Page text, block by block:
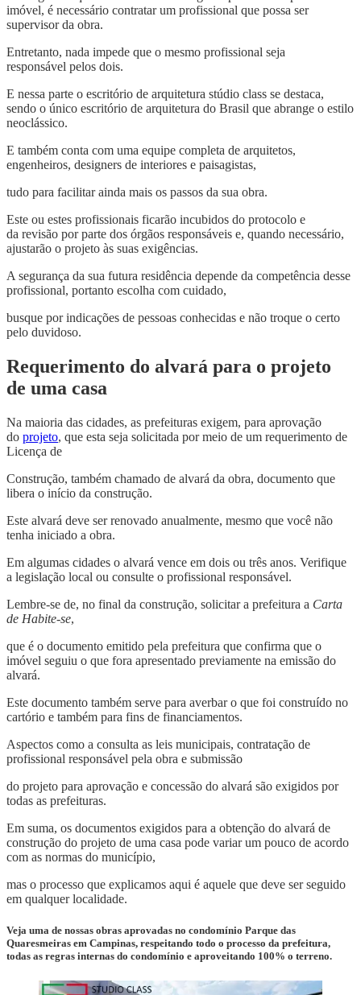
imóvel, é necessário contratar um profissional que possa ser
supervisor da obra.
Entretanto, nada impede que o mesmo profissional seja
responsável pelos dois.
E nessa parte o escritório de arquitetura stúdio class se destaca,
sendo o único escritório de arquitetura do Brasil que abrange o estilo
neoclássico.
E também conta com uma equipe completa de arquitetos,
engenheiros, designers de interiores e paisagistas,
tudo para facilitar ainda mais os passos da sua obra.
Este ou estes profissionais ficarão incubidos do protocolo e
da revisão por parte dos órgãos responsáveis e, quando necessário,
ajustarão o projeto às suas exigências.
A segurança da sua futura residência depende da competência desse
profissional, portanto escolha com cuidado,
busque por indicações de pessoas conhecidas e não troque o certo
pelo duvidoso.
Requerimento do alvará para o projeto
de uma casa
Na maioria das cidades, as prefeituras exigem, para aprovação
do projeto, que esta seja solicitada por meio de um requerimento de
Licença de
Construção, também chamado de alvará da obra, documento que
libera o início da construção.
Este alvará deve ser renovado anualmente, mesmo que você não
tenha iniciado a obra.
Em algumas cidades o alvará vence em dois ou três anos. Verifique
a legislação local ou consulte o profissional responsável.
Lembre-se de, no final da construção, solicitar a prefeitura a Carta
de Habite-se,
que é o documento emitido pela prefeitura que confirma que o
imóvel seguiu o que fora apresentado previamente na emissão do
alvará.
Este documento também serve para averbar o que foi construído no
cartório e também para fins de financiamentos.
Aspectos como a consulta as leis municipais, contratação de
profissional responsável pela obra e submissão
do projeto para aprovação e concessão do alvará são exigidos por
todas as prefeituras.
Em suma, os documentos exigidos para a obtenção do alvará de
construção do projeto de uma casa pode variar um pouco de acordo
com as normas do município,
mas o processo que explicamos aqui é aquele que deve ser seguido
em qualquer localidade.
Veja uma de nossas obras aprovadas no condomínio Parque das
Quaresmeiras em Campinas, respeitando todo o processo da prefeitura,
todas as regras internas do condomínio e aproveitando 100% o terreno.